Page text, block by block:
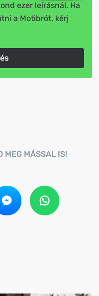
ezer leírásnál. Ha
a Motibrót, kérj
MEG MÁSSAL IS!